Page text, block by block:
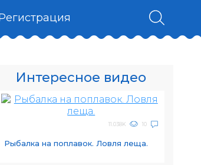
Интересное видео
11.038K 10
Рыбалка на поплавок. Ловля леща.